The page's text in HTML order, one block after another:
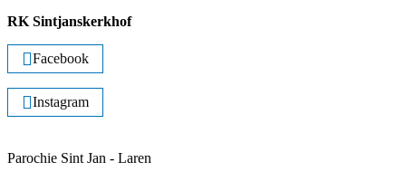
RK Sintjanskerkhof
Facebook
Instagram
Parochie Sint Jan - Laren